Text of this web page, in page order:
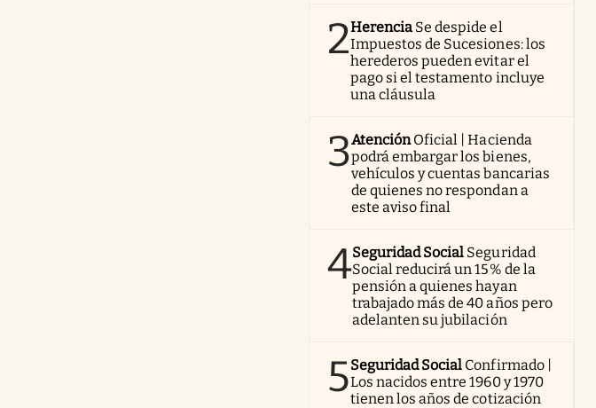
2Herencia Se despide el
Impuestos de Sucesiones: los
herederos pueden evitar el
pago si el testamento incluye
una cláusula
3AtenciónOficial | Hacienda
podrá embargar los bienes,
vehículos y cuentas bancarias
de quienes no respondan a
este aviso final
4Seguridad Social Seguridad
Social reducirá un 15% de la
pensión a quienes hayan
trabajado más de 40 años pero
adelanten su jubilación
5Seguridad Social Confirmado |
Los nacidos entre 1960 y 1970
tienen los años de cotización